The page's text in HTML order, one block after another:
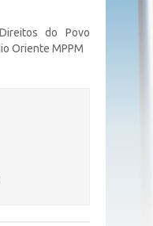
do Povo
Oriente MPPM